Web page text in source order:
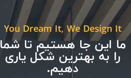
You Dream It, We Design It
ما این جا هستیم تا شما
را به بهترین شکل یاری
دهیم.